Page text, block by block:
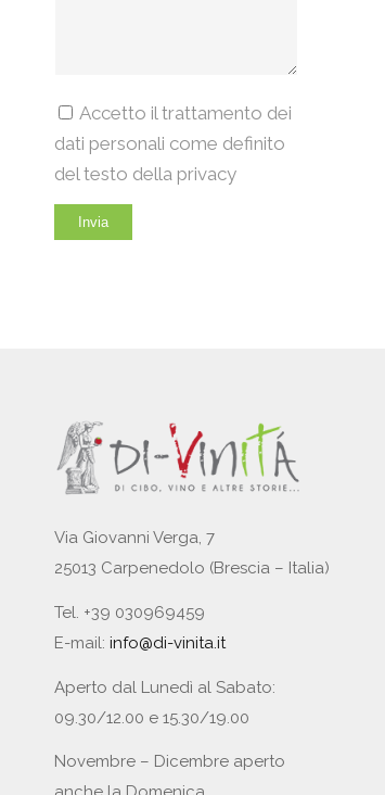
Accetto il trattamento dei
dati personali come definito
del testo della privacy
Via Giovanni Verga, 7
25013 Carpenedolo (Brescia – Italia)
Tel. +39 030969459
E-mail: info@di-vinita.it
Aperto dal Lunedì al Sabato:
09.30/12.00 e 15.30/19.00
Novembre – Dicembre aperto